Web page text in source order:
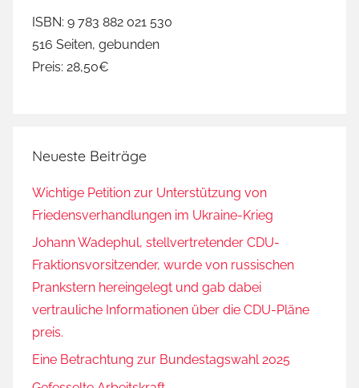
ISBN: 9 783 882 021 530
516 Seiten, gebunden
Preis: 28,50€
Neueste Beiträge
Wichtige Petition zur Unterstützung von
Friedensverhandlungen im Ukraine-Krieg
Johann Wadephul, stellvertretender CDU-
Fraktionsvorsitzender, wurde von russischen
Prankstern hereingelegt und gab dabei
vertrauliche Informationen über die CDU-Pläne
preis.
Eine Betrachtung zur Bundestagswahl 2025